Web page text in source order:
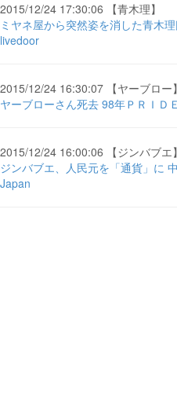
2015/12/24 17:30:06 【青木理】
ミヤネ屋から突然姿を消した青木
livedoor
2015/12/24 16:30:07 【ヤーブロー】
ヤーブローさん死去 98年ＰＲＩＤ
2015/12/24 16:00:06 【ジンバブエ】
ジンバブエ、人民元を「通貨」に
Japan